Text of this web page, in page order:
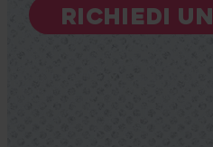
RICHIEDI